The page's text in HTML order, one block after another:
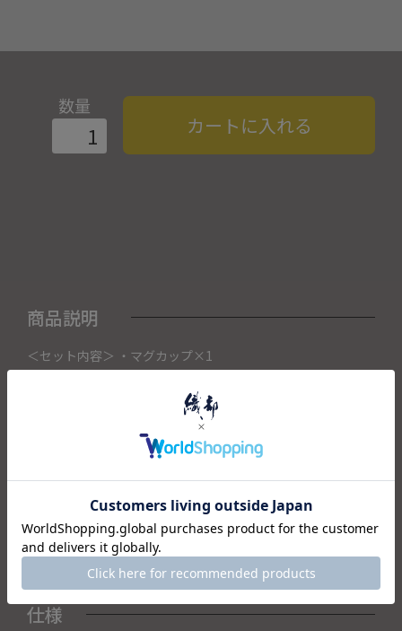
数量
カートに入れる
商品説明
＜セット内容＞ ・マグカップ×1
こちらの商品は織部下北沢店にて展示販売中の作品になりま
ご注文いただいたタイミングによって織部下北沢店頭で売り
切れた場合は、キャンセルさせて頂きます。
また織部下北沢店からの出荷になりますので、ご注文確認
予めご了承くださいませ。
仕様